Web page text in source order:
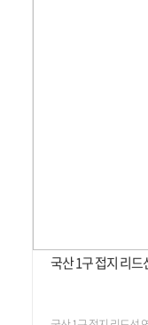
국산 1구 접지 리